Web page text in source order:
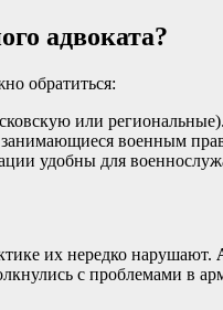
адвоката?
обратиться:
или региональные).
военным
удобны для
их нередко нарушают.
с проблемами в